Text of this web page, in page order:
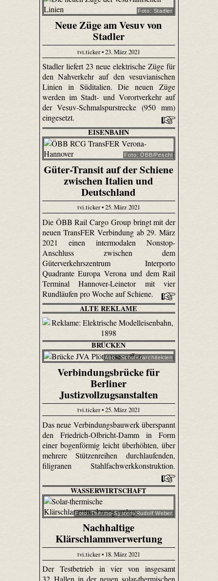
Foto: Stadler
Neue Züge am Vesuv von
Stadler
tvi.ticker • 23. März 2021
Stadler liefert 23 neue elektrische Züge für
den Nahverkehr auf den vesuvianischen
Linien in Süditalien. Die neuen Züge
werden im Stadt- und Vorortverkehr auf
der Vesuv-Schmalspurstrecke (950 mm)
eingesetzt.
EISENBAHN
Foto: ÖBB/Peschl
Güter-Transit auf der Schiene
zwischen Italien und
Deutschland
tvi.ticker • 25. März 2021
Die ÖBB Rail Cargo Group bringt mit der
neuen TransFER Verbindung ab 29. März
2021 einen intermodalen Nonstop-
Anschluss zwischen dem
Güterverkehrszentrum Interporto
Quadrante Europa Verona und dem Rail
Terminal Hannover-Leinetor mit vier
Rundläufen pro Woche auf Schiene.
ALTE REKLAME
BRÜCKEN
Abb.: Schulitzarchitekten
Verbindungsbrücke für
Berliner
Justizvollzugsanstalten
tvi.ticker • 25. März 2021
Das neue Verbindungsbauwerk überspannt
den Friedrich-Olbricht-Damm in Form
einer bogenförmig leicht überhöhten, über
mehrere Stützenreihen durchlaufenden,
filigranen Stahlfachwerkkonstruktion.
WASSERWIRTSCHAFT
Foto: Thermo-System/Rudolf Weber
Nachhaltige
Klärschlammverwertung
tvi.ticker • 18. März 2021
Der Testbetrieb in vier von insgesamt
32 Hallen in der neuen solar-thermischen